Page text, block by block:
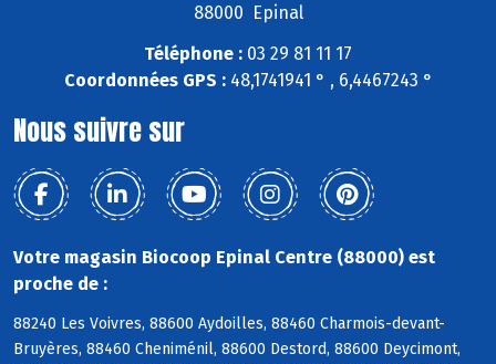
88000 Epinal
Téléphone : 03 29 81 11 17
Coordonnées GPS :48,1741941 ° , 6,4467243 °
Nous suivre sur
Votre magasin Biocoop Epinal Centre (88000) est
proche de :
88240 Les Voivres, 88600 Aydoilles, 88460 Charmois-devant-
Bruyères, 88460 Cheniménil, 88600 Destord, 88600 Deycimont,